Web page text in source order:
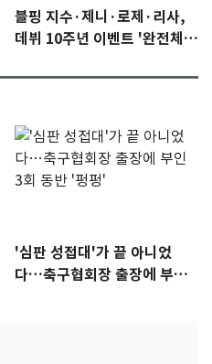
블핑 지수·제니·로제·리사,
데뷔 10주년 이벤트 '완전체'
'심판 성접대'가 끝 아니었
다…축구협회장 출장에 부인